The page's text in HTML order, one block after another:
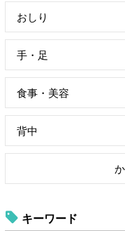
おしり
手・足
食事・美容
背中
キーワード